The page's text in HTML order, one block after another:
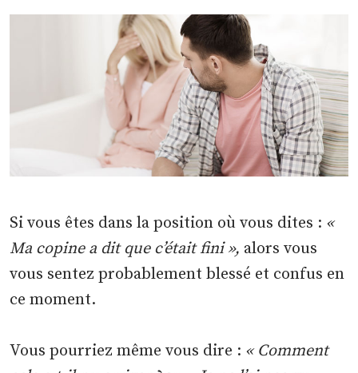
Si vous êtes dans la position où vous dites : «
Ma copine a dit que c’était fini », alors vous
vous sentez probablement blessé et confus en
ce moment.
Vous pourriez même vous dire : « Comment